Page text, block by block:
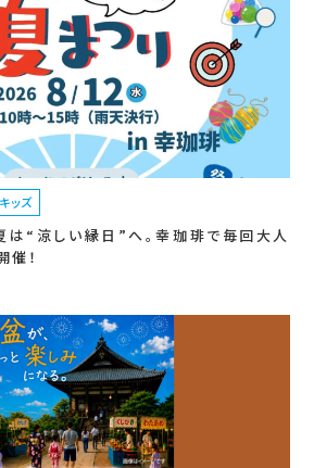
ッズ
は“涼しい縁日”へ。幸珈琲で毎回大人
催！